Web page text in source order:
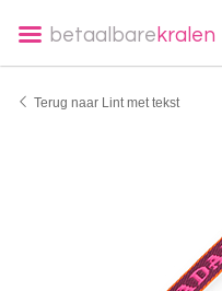
betaalbare kralen
Terug naar Lint met tekst